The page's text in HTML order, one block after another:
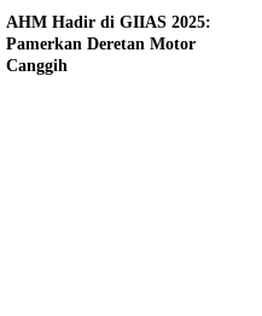
AHM Hadir di GIIAS 2025:
Pamerkan Deretan Motor
Canggih